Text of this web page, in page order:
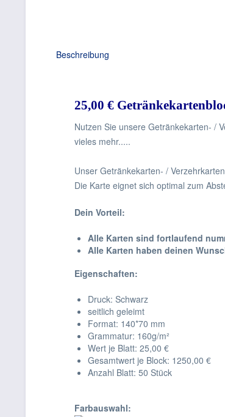
Beschreibung
25,00 €
Nutzen Sie unsere Getränkekarten- /
vieles mehr.....
Unser Getränkekarten- /
Die Karte eignet sich optimal zum
Dein Vorteil:
Alle Karten sind fortlaufend
Alle Karten haben deinen
Eigenschaften:
Druck: Schwarz
seitlich geleimt
Format: 140*70 mm
Grammatur: 160g/m²
Wert je Blatt: 25,00 €
Gesamtwert je Block: 1250,00 €
Anzahl Blatt: 50 Stück
Farbauswahl: